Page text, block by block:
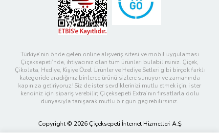
Türkiye’nin önde gelen online alışveriş sitesi ve mobil uygulaması
Çiçeksepeti’nde, ihtiyacınız olan tüm ürünleri bulabilirsiniz. Çiçek,
Çikolata, Hediye, Kişiye Özel Ürünler ve Hediye Setleri gibi birçok farklı
kategoride aradığınız binlerce ürünü sizlere sunuyor ve zamanında
kapınıza getiriyoruz! Siz de ister sevdiklerinizi mutlu etmek için, ister
kendiniz için sipariş verebilir; Çiçeksepeti Extra’nın fırsatlarla dolu
dünyasıyla tanışarak mutlu bir gün geçirebilirsiniz.
Copyright © 2026 Çiçeksepeti İnternet Hizmetleri A.Ş